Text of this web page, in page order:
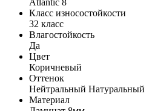
Atlantic 8
Класс износостойкости
32 класс
Влагостойкость
Да
Цвет
Коричневый
Оттенок
Нейтральный Натуральный
Материал